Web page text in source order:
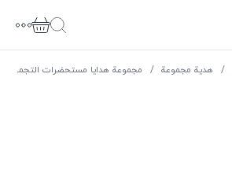
/ هدية مجموعة / مجموعة هدايا مستحضرات التجميل